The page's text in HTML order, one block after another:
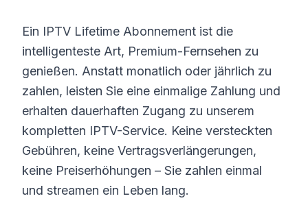
Ein IPTV Lifetime Abonnement ist die
intelligenteste Art, Premium-Fernsehen zu
genießen. Anstatt monatlich oder jährlich zu
zahlen, leisten Sie eine einmalige Zahlung und
erhalten dauerhaften Zugang zu unserem
kompletten IPTV-Service. Keine versteckten
Gebühren, keine Vertragsverlängerungen,
keine Preiserhöhungen – Sie zahlen einmal
und streamen ein Leben lang.